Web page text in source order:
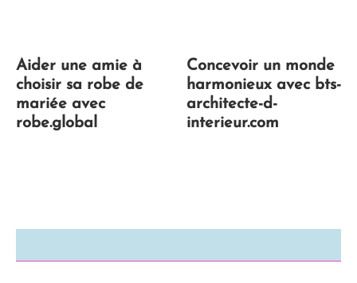
Aider une amie à
choisir sa robe de
mariée avec
robe.global
Concevoir un monde
harmonieux avec bts-
architecte-d-
interieur.com